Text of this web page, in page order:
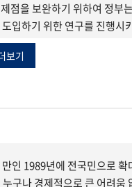
점을 보완하기 위하여 정부
하기 위한 연구를 진행시
Dignosis Related Group)
보기
인 1989년에 전국민으로
구나 경제적으로 큰 어려움